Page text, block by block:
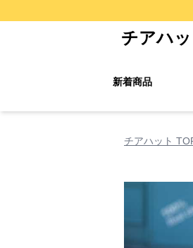
チアハッ
新着商品
チアハット